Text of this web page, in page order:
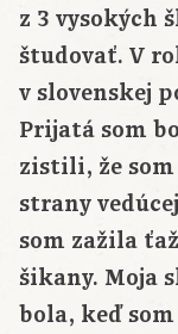
z 3 vysokých
študovať. V
v slovenskej
Prijatá som
zistili, že som
strany
som zažila
šikany. Moja
bola, keď